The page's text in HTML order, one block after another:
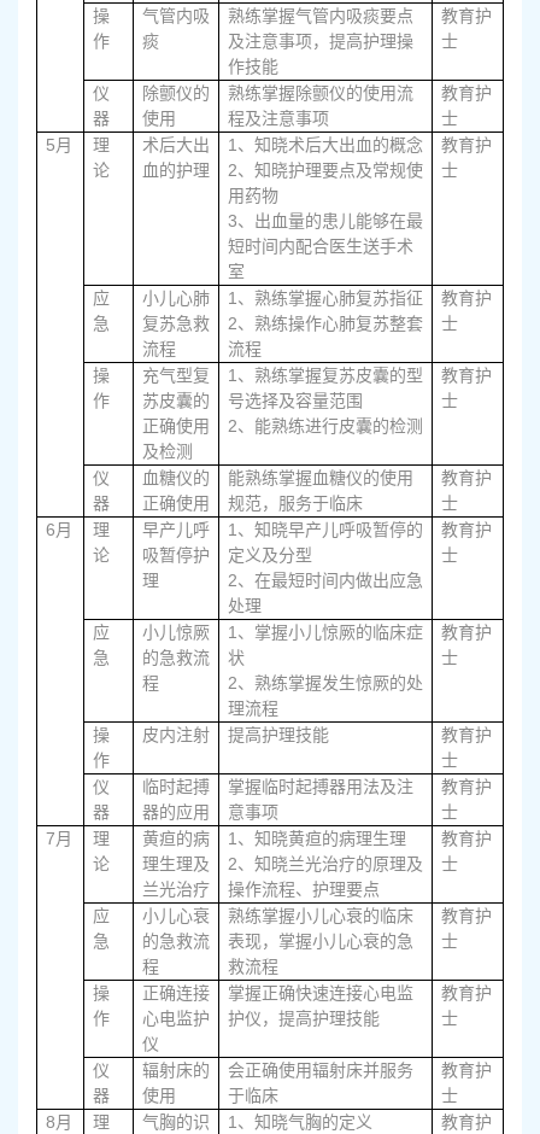
操
作
气管内吸
痰
熟练掌握气管内吸痰要点
及注意事项，提高护理操
作技能
教育护
士
仪
器
除颤仪的
使用
熟练掌握除颤仪的使用流
程及注意事项
教育护
士
5月
理
论
术后大出
血的护理
1、 知晓术后大出血的概念
2、 知晓护理要点及常规使
用药物
3、出血量的患儿能够在最
短时间内配合医生送手术
室
教育护
士
应
急
小儿心肺
复苏急救
流程
1 、熟练掌握心肺复苏指征
2、熟练操作心肺复苏整套
流程
教育护
士
操
作
充气型复
苏皮囊的
正确使用
及检测
1 、熟练掌握复苏皮囊的型
号选择及容量范围
2、能熟练进行皮囊的检测
教育护
士
仪
器
血糖仪的
正确使用
能熟练掌握血糖仪的使用
规范，服务于临床
教育护
士
6月
理
论
早产儿呼
吸暂停护
理
1、 知晓早产儿呼吸暂停的
定义及分型
2、 在最短时间内做出应急
处理
教育护
士
应
急
小儿惊厥
的急救流
程
1 、掌握小儿惊厥的临床症
状
2、熟练掌握发生惊厥的处
理流程
教育护
士
操
作
皮内注射 提高护理技能
教育护
士
仪
器
临时起搏
器的应用
掌握临时起搏器用法及注
意事项
教育护
士
7月
理
论
黄疸的病
理生理及
兰光治疗
1、 知晓黄疸的病理生理
2、 知晓兰光治疗的原理及
操作流程、护理要点
教育护
士
应
急
小儿心衰
的急救流
程
熟练掌握小儿心衰的临床
表现，掌握小儿心衰的急
救流程
教育护
士
操
作
正确连接
心电监护
仪
掌握正确快速连接心电监
护仪，提高护理技能
教育护
士
仪
器
辐射床的
使用
会正确使用辐射床并服务
于临床
教育护
士
8月
理
气胸的识
1 、知晓气胸的定义
教育护